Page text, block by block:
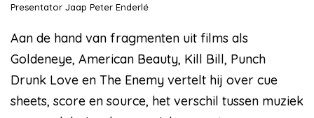
Presentator Jaap Peter Enderlé
Aan de hand van fragmenten uit films als
Goldeneye, American Beauty, Kill Bill, Punch
Drunk Love en The Enemy vertelt hij over cue
sheets, score en source, het verschil tussen muziek